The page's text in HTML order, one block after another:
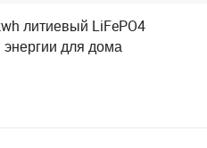
литиевый LiFePO4
для дома